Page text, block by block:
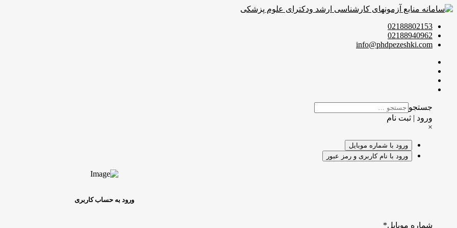
02188802153
02188940962
info@phdpezeshki.com
جستجو
ورود | ثبت نام
×
ورود با شماره موبایل
ورود با نام کاربری و رمز عبور
ورود به حساب کاربری
شماره موبایل*